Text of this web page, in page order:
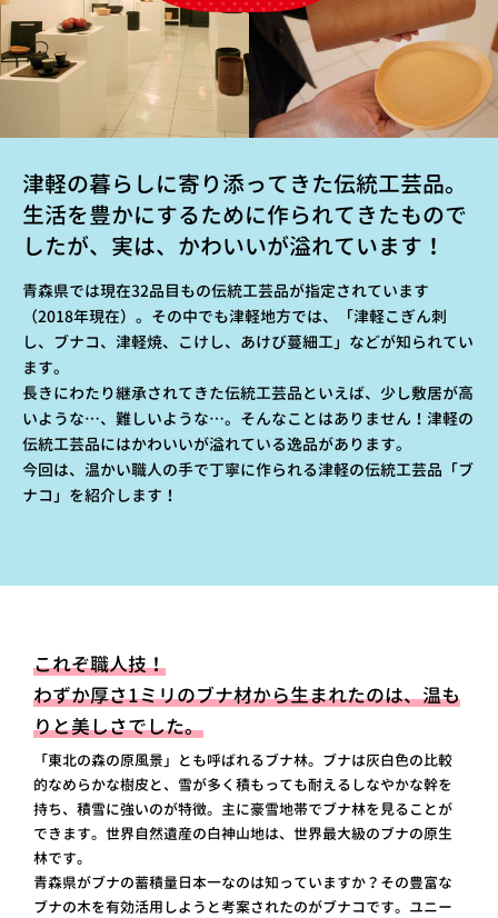
津軽の暮らしに寄り添ってきた伝統工芸品。
生活を豊かにするために作られてきたもので
したが、実は、かわいいが溢れています！
青森県では現在32品目もの伝統工芸品が指定されています
（2018年現在）。その中でも津軽地方では、「津軽こぎん刺
し、ブナコ、津軽焼、こけし、あけび蔓細工」などが知られてい
ます。
長きにわたり継承されてきた伝統工芸品といえば、少し敷居が高
いような…、難しいような…。そんなことはありません！津軽の
伝統工芸品にはかわいいが溢れている逸品があります。
今回は、温かい職人の手で丁寧に作られる津軽の伝統工芸品「ブ
ナコ」を紹介します！
これぞ職人技！
わずか厚さ1ミリのブナ材から生まれたのは、温も
りと美しさでした。
「東北の森の原風景」とも呼ばれるブナ林。ブナは灰白色の比較
的なめらかな樹皮と、雪が多く積もっても耐えるしなやかな幹を
持ち、積雪に強いのが特徴。主に豪雪地帯でブナ林を見ることが
できます。世界自然遺産の白神山地は、世界最大級のブナの原生
林です。
青森県がブナの蓄積量日本一なのは知っていますか？その豊富な
ブナの木を有効活用しようと考案されたのがブナコです。ユニー